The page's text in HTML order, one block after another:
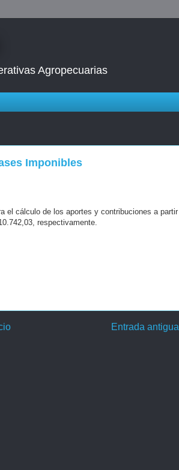
Agropecuarias
Imponibles
el cálculo de los aportes y contribuciones a partir
respectivamente.
Entrada antigua